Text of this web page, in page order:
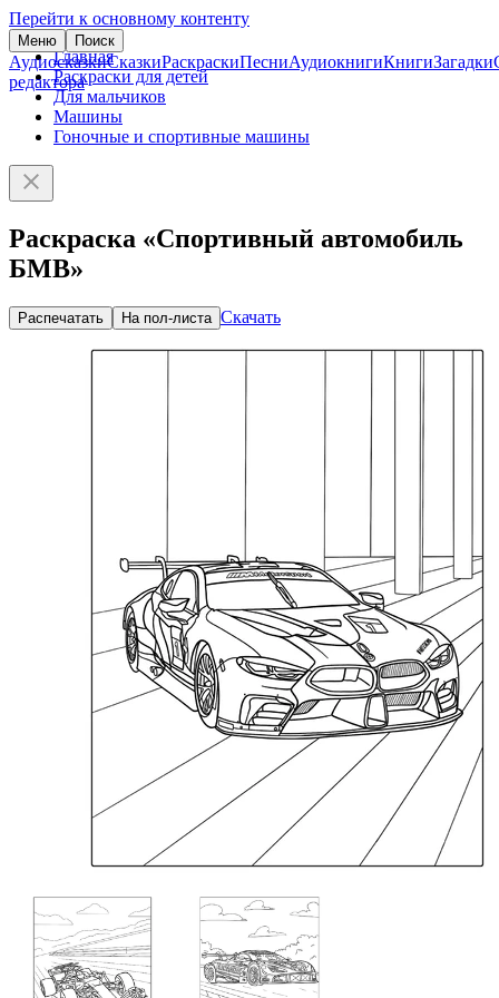
Перейти к основному контенту
Меню Поиск
АудиосказкиСказкиРаскраскиПесниАудиокнигиКнигиЗагадки
редактора
Главная
Раскраски для детей
Для мальчиков
Машины
Гоночные и спортивные машины
Раскраска «Спортивный автомобиль
БМВ»
Распечатать На пол-листа Скачать